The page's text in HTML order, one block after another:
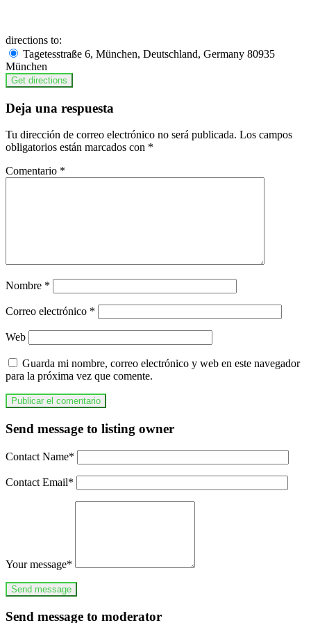
directions to:
Tagetesstraße 6, München, Deutschland, Germany 80935
München
Deja una respuesta
Tu dirección de correo electrónico no será publicada. Los campos
obligatorios están marcados con *
Comentario *
Nombre *
Correo electrónico *
Web
Guarda mi nombre, correo electrónico y web en este navegador
para la próxima vez que comente.
Send message to listing owner
Contact Name*
Contact Email*
Your message*
Send message to moderator